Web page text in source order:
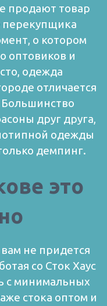
продают товар
перекупщика
о котором
оптовиков и
одежда
отличается
друг друга,
одежды
демпинг.
это
не придется
со Сток Хаус
с минимальных
стока оптом и